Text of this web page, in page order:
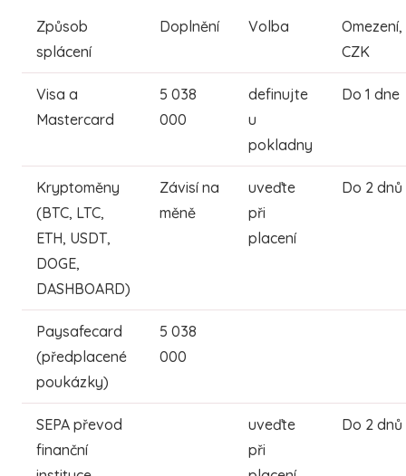
Způsob
splácení
Doplnění Volba
Omezení,
CZK
Visa a
Mastercard
5 038
000
definujte
u
pokladny
Do 1 dne
Kryptoměny
(BTC, LTC,
ETH, USDT,
DOGE,
DASHBOARD)
Závisí na
měně
uveďte
při
placení
Do 2 dnů
Paysafecard
(předplacené
poukázky)
5 038
000
SEPA převod
finanční
uveďte
při
Do 2 dnů